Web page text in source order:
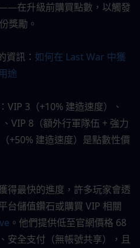
在升級前購買點數，以觸發
獎勵。
訊： 如何在 Last War 中獲
途
VIP 3（+10% 建造速度）、
VIP 8（額外行軍隊伍 + 強力
+50% 建造速度）是點數性價
得最快的進度，許多玩家會透
台儲值鑽石或購買 VIP 相關
。他們提供低至官網價格 68
安全支付（無帳號共享），且